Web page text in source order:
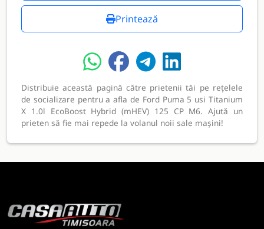
Printează
Distribuie această pagină către prietenii tăi pe rețelele
de socializare pentru a afla de Ford Puma 5 usi Titanium
X 1.0l EcoBoost Hybrid (mHEV) 125 CP M6. Ajută un
prieten să fie mai repede la volanul noii sale mașini!